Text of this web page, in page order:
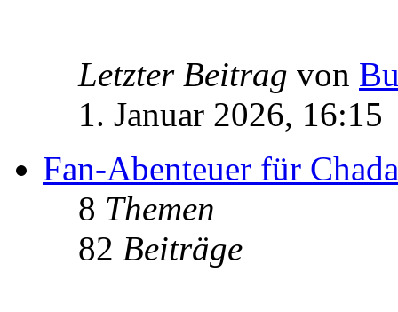
Letzter Beitrag von
1. Januar 2026, 16:15
Fan-Abenteuer für
8 Themen
82 Beiträge